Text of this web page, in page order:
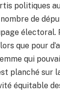
politiques
de
que pour
qui
planché sur
équitable